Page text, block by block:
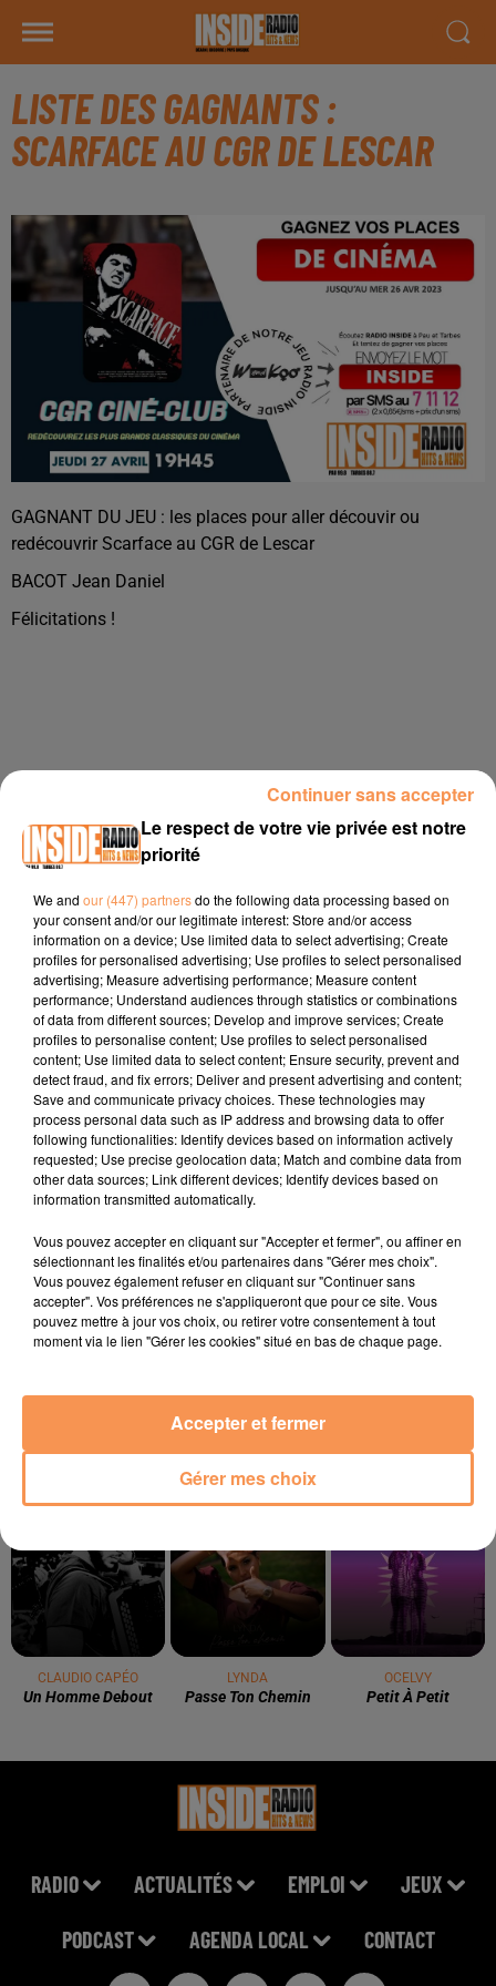
LISTE DES GAGNANTS :
SCARFACE AU CGR DE LESCAR
GAGNANT DU JEU : les places pour aller découvir ou
redécouvrir Scarface au CGR de Lescar
BACOT Jean Daniel
Félicitations !
Publié : 27 avril 2023 à 15h18 par Océane Lovigny
À LA UNE
3 août 2026
Gagnez vos pass de 2h à Calicéo !
24 juillet 2026
Gagnez votre bon d'achat d'une valeur de 50€ avec
Mystic Ambre !
3 juin 2026
Quels artistes aimeriez vous voir en concert ? A Pau
ou à Tarbes ?
TITRES DIFFUSÉS
CLAUDIO CAPÉO
Un Homme Debout
LYNDA
Passe Ton Chemin
OCELVY
Petit À Petit
RADIO ACTUALITÉS EMPLOI JEUX
PODCAST AGENDA LOCAL CONTACT
Le respect de votre vie privée est notre
priorité
We and our (447) partnersdo the following data processing based on
your consent and/or our legitimate interest: Store and/or access
information on a device; Use limited data to select advertising; Create
profiles for personalised advertising; Use profiles to select personalised
advertising; Measure advertising performance; Measure content
performance; Understand audiences through statistics or combinations
of data from different sources; Develop and improve services; Create
profiles to personalise content; Use profiles to select personalised
content; Use limited data to select content; Ensure security, prevent and
detect fraud, and fix errors; Deliver and present advertising and content;
Save and communicate privacy choices. These technologies may
process personal data such as IP address and browsing data to offer
following functionalities: Identify devices based on information actively
requested; Use precise geolocation data; Match and combine data from
other data sources; Link different devices; Identify devices based on
information transmitted automatically.
Vous pouvez accepter en cliquant sur "Accepter et fermer", ou affiner en
sélectionnant les finalités et/ou partenaires dans "Gérer mes choix".
Vous pouvez également refuser en cliquant sur "Continuer sans
accepter". Vos préférences ne s'appliqueront que pour ce site. Vous
pouvez mettre à jour vos choix, ou retirer votre consentement à tout
moment via le lien "Gérer les cookies" situé en bas de chaque page.
Gérer mes choix
Accepter et fermer
Continuer sans accepter